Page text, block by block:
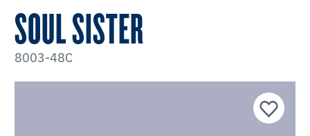
SOUL SISTER
8003-48C